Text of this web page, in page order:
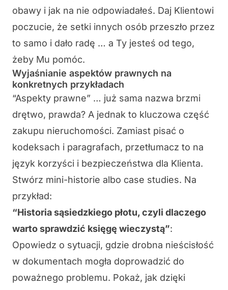
obawy i jak na nie odpowiadałeś. Daj Klientowi
poczucie, że setki innych osób przeszło przez
to samo i dało radę … a Ty jesteś od tego,
żeby Mu pomóc.
Wyjaśnianie aspektów prawnych na
konkretnych przykładach
“Aspekty prawne” … już sama nazwa brzmi
drętwo, prawda? A jednak to kluczowa część
zakupu nieruchomości. Zamiast pisać o
kodeksach i paragrafach, przetłumacz to na
język korzyści i bezpieczeństwa dla Klienta.
Stwórz mini-historie albo case studies. Na
przykład:
“Historia sąsiedzkiego płotu, czyli dlaczego
warto sprawdzić księgę wieczystą”:
Opowiedz o sytuacji, gdzie drobna nieścisłość
w dokumentach mogła doprowadzić do
poważnego problemu. Pokaż, jak dzięki